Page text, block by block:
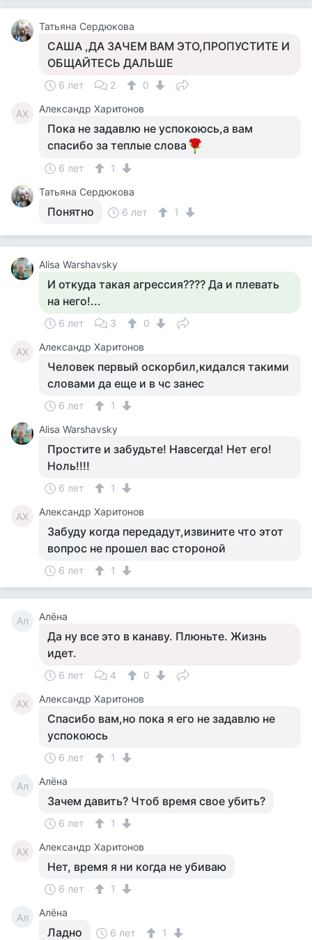
Татьяна Сердюкова
САША ,ДА ЗАЧЕМ ВАМ ЭТО,ПРОПУСТИТЕ И
ОБЩАЙТЕСЬ ДАЛЬШЕ
6 лет 2 0
АХ Александр Харитонов
Пока не задавлю не успокоюсь,а вам
спасибо за теплые слова
6 лет
1
Татьяна Сердюкова
Понятно 6 лет 1
Alisa Warshavsky
И откуда такая агрессия???? Да и плевать
на него!...
6 лет 3 0
АХ Александр Харитонов
Человек первый оскорбил,кидался такими
словами да еще и в чс занес
6 лет
1
Alisa Warshavsky
Простите и забудьте! Навсегда! Нет его!
Ноль!!!!
6 лет 1
АХ Александр Харитонов
Забуду когда передадут,извините что этот
вопрос не прошел вас стороной
6 лет 1
Ал Алёна
Да ну все это в канаву. Плюньте. Жизнь
идет.
6 лет 4 0
АХ Александр Харитонов
Спасибо вам,но пока я его не задавлю не
успокоюсь
6 лет 1
Ал Алёна
Зачем давить? Чтоб время свое убить?
6 лет 1
АХ Александр Харитонов
Нет, время я ни когда не убиваю
6 лет 1
Ал Алёна
Ладно 6 лет 1